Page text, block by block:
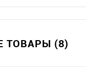
ТОВАРЫ (8)